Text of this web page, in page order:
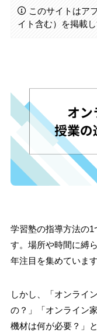
このサイトはア
イト含む）を掲載し
学習塾の指導方法の
す。場所や時間に縛
年注目を集めています
しかし、「オンライ
の？」「オンライン
機材は何が必要？」